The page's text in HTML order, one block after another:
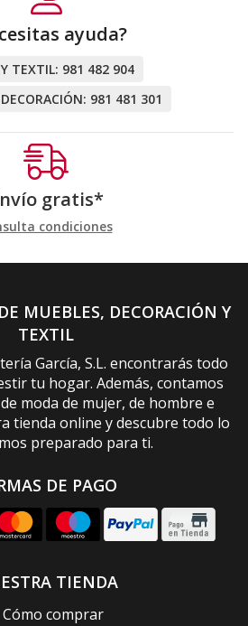
ayuda?
TEXTIL: 981 482 904
981 481 301
gratis*
condiciones
MUEBLES, DECORACIÓN Y
TEXTIL
García, S.L. encontrarás todo
tu hogar. Además, contamos
moda de mujer, de hombre e
tienda online y descubre todo lo
preparado para ti.
DE PAGO
TIENDA
Cómo comprar